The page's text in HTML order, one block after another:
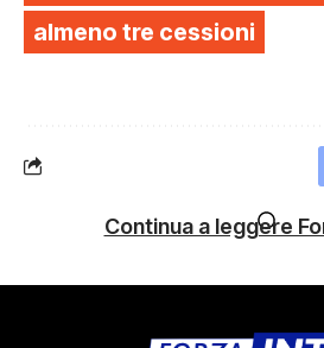
almeno tre cessioni
Continua a leggere